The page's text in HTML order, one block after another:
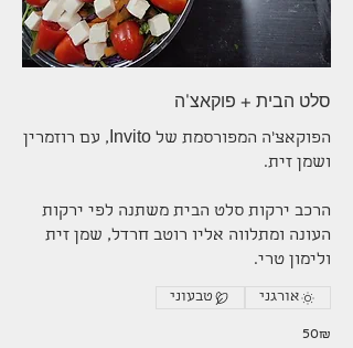
סלט הבית + פוקאצ'ה
הפוקאצ'ה המפורסמת של Invito, עם רוזמרין
הרכב ירקות סלט הבית משתנה לפי ירקות
העונה ומתלווה אליו רוטב חרדל, שמן זית
ולימון טרי.
‏50 ‏₪
אורגני טבעוני